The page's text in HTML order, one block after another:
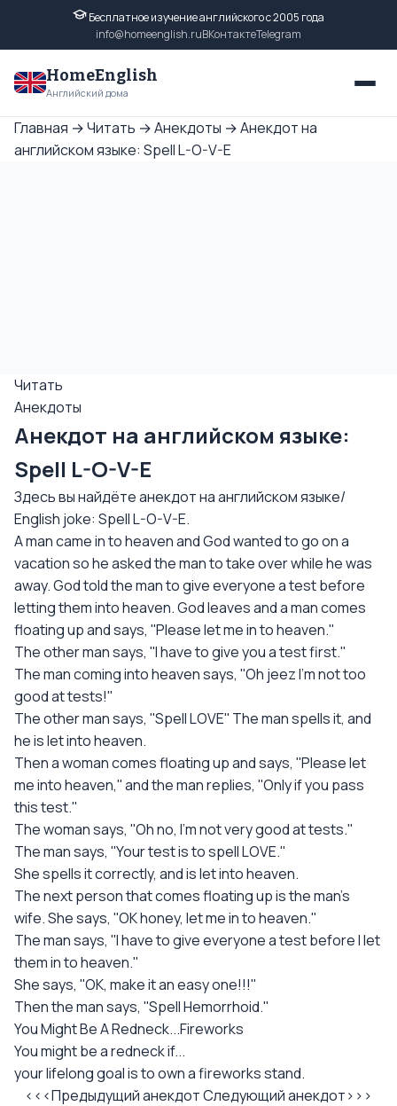
Бесплатное изучение английского с 2005 года
info@homeenglish.ruВКонтактеTelegram
HomeEnglish
Английский дома
Главная →Читать →Анекдоты →Анекдот на
английском языке: Spell L-O-V-E
Читать
Анекдоты
Анекдот на английском языке:
Spell L-O-V-E
Здесь вы найдёте анекдот на английском языке/
English joke: Spell L-O-V-E.
A man came in to heaven and God wanted to go on a
vacation so he asked the man to take over while he was
away. God told the man to give everyone a test before
letting them into heaven. God leaves and a man comes
floating up and says, ''Please let me in to heaven.''
The other man says, ''I have to give you a test first.''
The man coming into heaven says, ''Oh jeez I'm not too
good at tests!''
The other man says, ''Spell LOVE'' The man spells it, and
he is let into heaven.
Then a woman comes floating up and says, ''Please let
me into heaven,'' and the man replies, ''Only if you pass
this test.''
The woman says, ''Oh no, I'm not very good at tests.''
The man says, ''Your test is to spell LOVE.''
She spells it correctly, and is let into heaven.
The next person that comes floating up is the man's
wife. She says, ''OK honey, let me in to heaven.''
The man says, ''I have to give everyone a test before I let
them in to heaven.''
She says, ''OK, make it an easy one!!!''
Then the man says, ''Spell Hemorrhoid.''
You Might Be A Redneck...Fireworks
You might be a redneck if...
your lifelong goal is to own a fireworks stand.
<<<Предыдущий анекдотСледующий анекдот>>>